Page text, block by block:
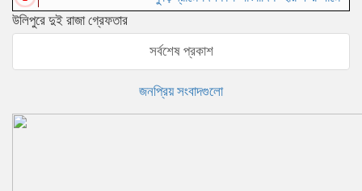
উলিপুরে দুই রাজা গ্রেফতার
সর্বশেষ প্রকাশ
জনপ্রিয় সংবাদগুলো